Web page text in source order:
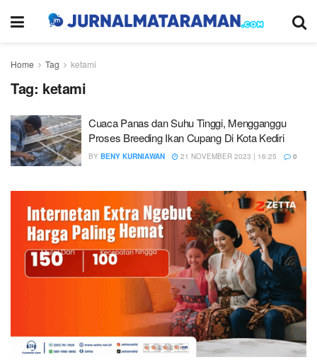
Home Tag ketami
Tag: ketami
Cuaca Panas dan Suhu Tinggi, Mengganggu
Proses Breeding Ikan Cupang Di Kota Kediri
BY BENY KURNIAWAN 21 NOVEMBER 2023 | 16:25 0